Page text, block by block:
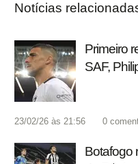
Notícias
Primeiro
SAF,
23/02/26 às 21:56 0
Botafogo